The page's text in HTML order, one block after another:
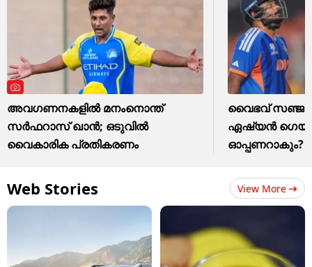
അവഗണനകളില്‍ മനംനൊന്ത്
സര്‍ഫറാസ് ഖാന്‍; ഒടുവില്‍
വൈകാരിക പ്രതികരണം
വൈഭവ്
ഏഷ്യന്‍
ഓപ്പണറാകും?
Web Stories View More